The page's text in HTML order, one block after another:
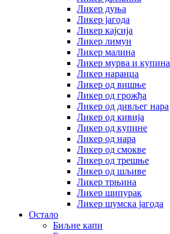
Ликер дуња
Ликер јагода
Ликер кајсија
Ликер лимун
Ликер малина
Ликер мурва и купина
Ликер наранџа
Ликер од вишње
Ликер од грожђа
Ликер од дивљег нара
Ликер од кивија
Ликер од купине
Ликер од нара
Ликер од смокве
Ликер од трешње
Ликер од шљиве
Ликер трњина
Ликер шипурак
Ликер шумска јагода
Остало
Биљне капи